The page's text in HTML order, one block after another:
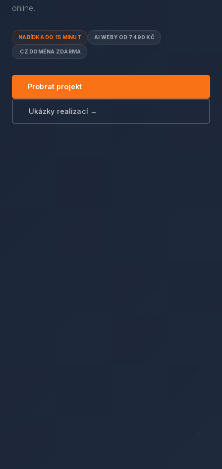
online.
NABÍDKA DO 15 MINUT AI WEBY OD 7 490 KČ
.CZ DOMÉNA ZDARMA
Probrat projekt
Ukázky realizací →